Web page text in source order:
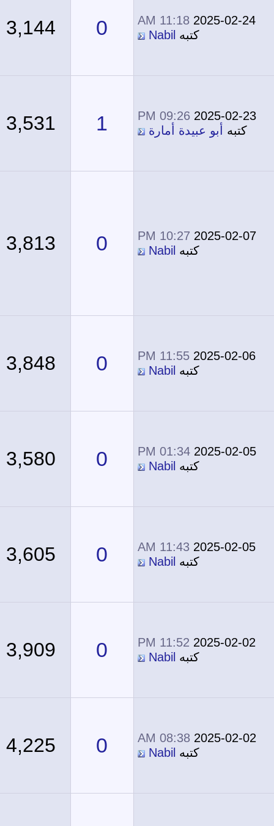
2025-02-24
11:18 AM
كتبهNabil
0
3,144
2025-02-23
09:26 PM
كتبهأبو عبيدة أمارة 1
3,531
2025-02-07
10:27 PM
كتبهNabil
0
3,813
2025-02-06
11:55 PM
كتبهNabil
0
3,848
2025-02-05
01:34 PM
كتبهNabil
0
3,580
2025-02-05
11:43 AM
كتبهNabil
0
3,605
2025-02-02
11:52 PM
كتبهNabil
0
3,909
2025-02-02
08:38 AM
كتبهNabil
0
4,225